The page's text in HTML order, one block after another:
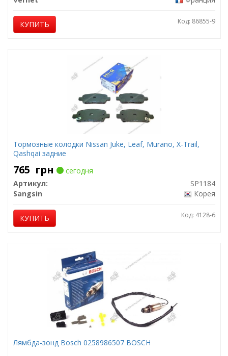
КУПИТЬ Код: 86855-9
Тормозные колодки Nissan Juke, Leaf, Murano, X-Trail,
Qashqai задние
765 грн
сегодня
Артикул:
SP1184
Sangsin
Корея
КУПИТЬ Код: 4128-6
Лямбда-зонд Bosch 0258986507 BOSCH